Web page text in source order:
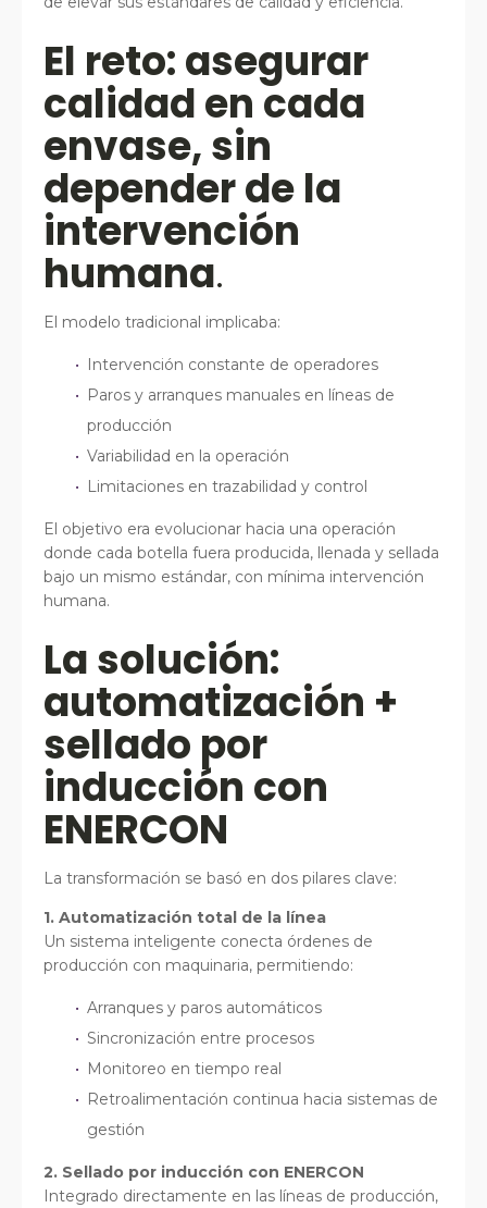
El reto: asegurar
calidad en cada
envase, sin
depender de la
intervención
humana.
El modelo tradicional implicaba:
Intervención constante de operadores
Paros y arranques manuales en líneas de
producción
Variabilidad en la operación
Limitaciones en trazabilidad y control
El objetivo era evolucionar hacia una operación
donde cada botella fuera producida, llenada y sellada
bajo un mismo estándar, con mínima intervención
humana.
La solución:
automatización +
sellado por
inducción con
ENERCON
La transformación se basó en dos pilares clave:
1. Automatización total de la línea
Un sistema inteligente conecta órdenes de
producción con maquinaria, permitiendo:
Arranques y paros automáticos
Sincronización entre procesos
Monitoreo en tiempo real
Retroalimentación continua hacia sistemas de
gestión
2. Sellado por inducción con ENERCON
Integrado directamente en las líneas de producción,